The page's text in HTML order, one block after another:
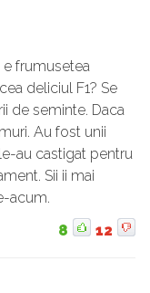
frumusetea
deliciul F1? Se
de seminte. Daca
Au fost unii
au castigat pentru
Sii ii mai
acum.
8 12